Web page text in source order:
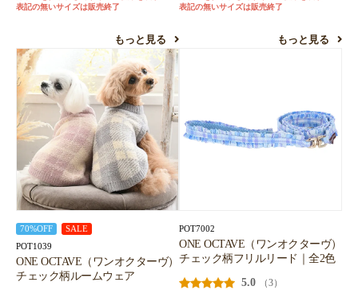
表記の無いサイズは販売終了
もっと見る
表記の無いサイズは販売終了
もっと見る
70%OFF SALE
POT1039
ONE OCTAVE（ワンオクターヴ）
チェック柄ルームウェア
POT7002
ONE OCTAVE（ワンオクターヴ）
チェック柄フリルリード｜全2色
5.0
（3）